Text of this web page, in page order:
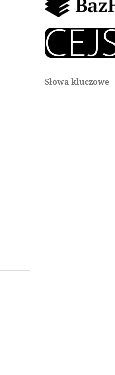
Słowa kluczowe